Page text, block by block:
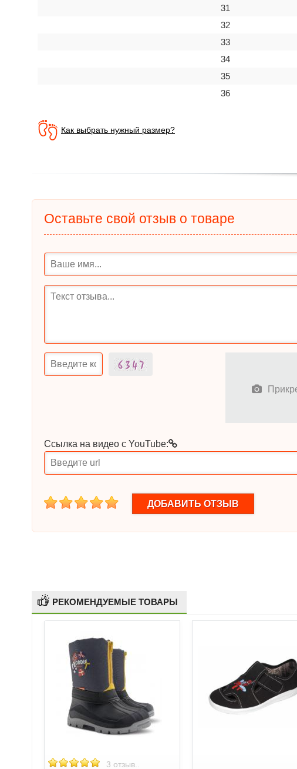
31
32
33
34
35
36
Как выбрать нужный размер?
Оставьте свой отзыв о товаре
Ссылка на видео с YouTube:
1 2 3 4 5
РЕКОМЕНДУЕМЫЕ ТОВАРЫ
3 отзыв..